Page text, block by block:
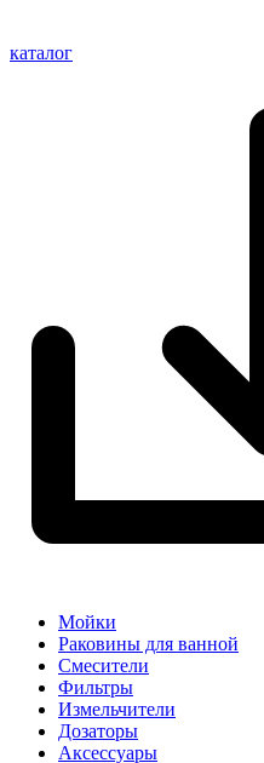
каталог
Мойки
Раковины для ванной
Смесители
Фильтры
Измельчители
Дозаторы
Аксессуары